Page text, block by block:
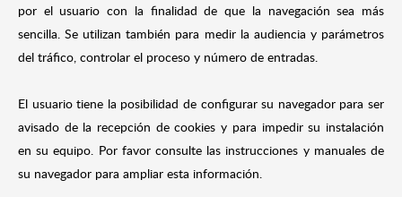
por el usuario con la finalidad de que la navegación sea más
sencilla. Se utilizan también para medir la audiencia y parámetros
del tráfico, controlar el proceso y número de entradas.
El usuario tiene la posibilidad de configurar su navegador para ser
avisado de la recepción de cookies y para impedir su instalación
en su equipo. Por favor consulte las instrucciones y manuales de
su navegador para ampliar esta información.